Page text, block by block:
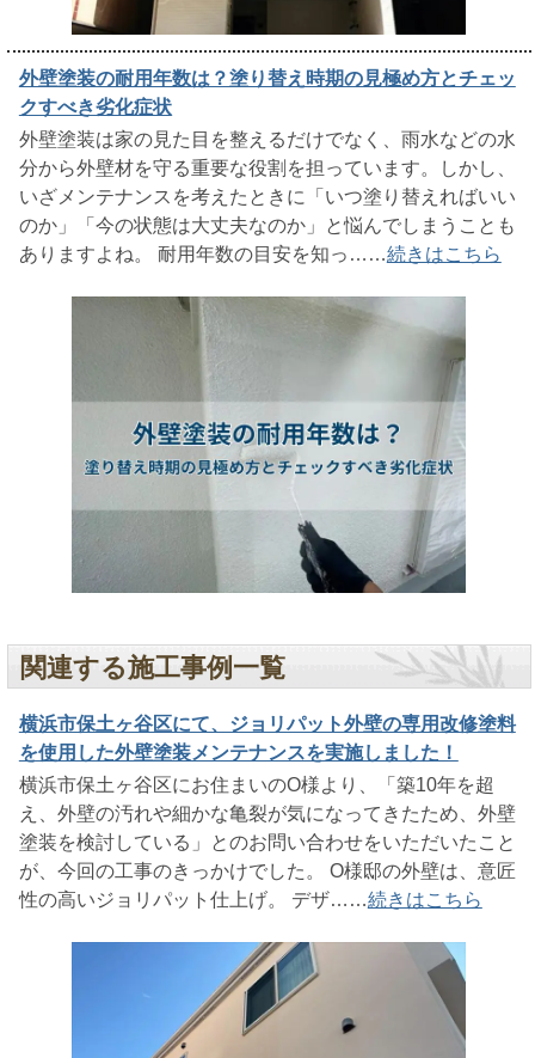
外壁塗装の耐用年数は？塗り替え時期の見極め方とチェッ
クすべき劣化症状
外壁塗装は家の見た目を整えるだけでなく、雨水などの水
分から外壁材を守る重要な役割を担っています。しかし、
いざメンテナンスを考えたときに「いつ塗り替えればいい
のか」「今の状態は大丈夫なのか」と悩んでしまうことも
ありますよね。 耐用年数の目安を知っ……続きはこちら
関連する施工事例一覧
横浜市保土ヶ谷区にて、ジョリパット外壁の専用改修塗料
を使用した外壁塗装メンテナンスを実施しました！
横浜市保土ヶ谷区にお住まいのO様より、「築10年を超
え、外壁の汚れや細かな亀裂が気になってきたため、外壁
塗装を検討している」とのお問い合わせをいただいたこと
が、今回の工事のきっかけでした。 O様邸の外壁は、意匠
性の高いジョリパット仕上げ。 デザ……続きはこちら